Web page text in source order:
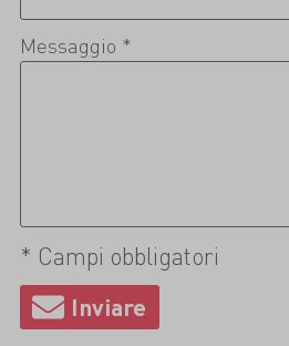
Messaggio *
* Campi obbligatori